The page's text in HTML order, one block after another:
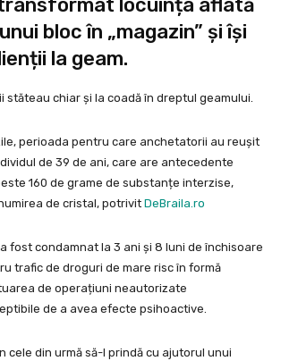
locuința aflată
bloc în „magazin” și își
la geam.
stăteau chiar și la coadă în dreptul geamului.
perioada pentru care anchetatorii au reușit
de 39 de ani, care are antecedente
160 de grame de substanțe interzise,
de cristal, potrivit DeBraila.ro
fost condamnat la 3 ani și 8 luni de închisoare
trafic de droguri de mare risc în formă
de operațiuni neautorizate
de a avea efecte psihoactive.
cele din urmă să-l prindă cu ajutorul unui